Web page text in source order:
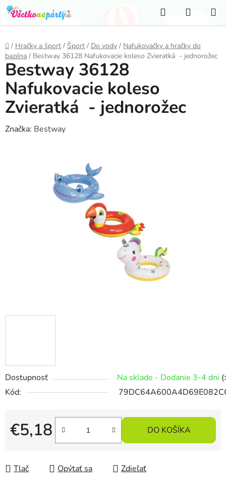
Prejsť
na
obsah
Hľadať
KOŠÍK
Domov
/ Hračky a šport / Šport / Do vody / Nafukovačky a hračky do
bazéna / Bestway 36128 Nafukovacie koleso Zvieratká - jednorožec
Dostupnosť Na sklade - Dodanie 3-4 dni
Kód:
€5,18
Jednotková cena:
DO KOŠÍKA
Tlač Opýtať sa Zdieľať
Bestway 36128
Nafukovacie koleso
Zvieratká - jednorožec
Značka: Bestway